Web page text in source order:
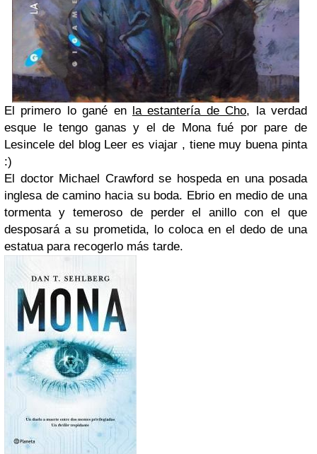
El primero lo gané en la estantería de Cho, la verdad
esque le tengo ganas y el de Mona fué por pare de
Lesincele del blog Leer es viajar , tiene muy buena pinta
:)
El doctor Michael Crawford se hospeda en una posada
inglesa de camino hacia su boda. Ebrio en medio de una
tormenta y temeroso de perder el anillo con el que
desposará a su prometida, lo coloca en el dedo de una
estatua para recogerlo más tarde.